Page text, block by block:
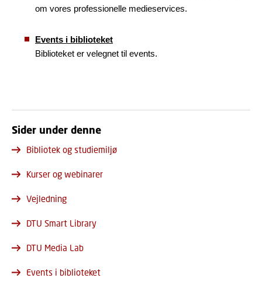
om vores professionelle medieservices.
Events i biblioteket
Biblioteket er velegnet til events.
Sider under denne
Bibliotek og studiemiljø
Kurser og webinarer
Vejledning
DTU Smart Library
DTU Media Lab
Events i biblioteket